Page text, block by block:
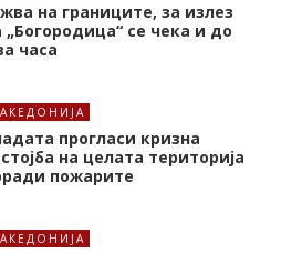
на границите, за излез
„Богородица“ се чека и до
часа
прогласи кризна
на целата територија
пожарите